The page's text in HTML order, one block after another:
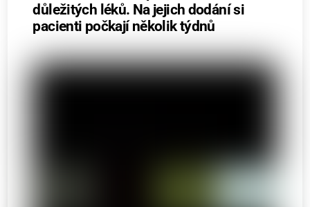
důležitých léků. Na jejich dodání si
pacienti počkají několik týdnů